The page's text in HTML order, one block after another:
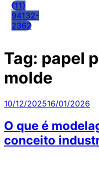
(11)
94132-
2362
Tag: papel
molde
Publicado
10/12/202516/01/2026
O que é
conceito